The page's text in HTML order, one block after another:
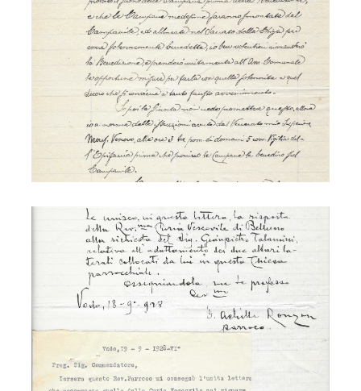
S. Lucia - ricostruzione